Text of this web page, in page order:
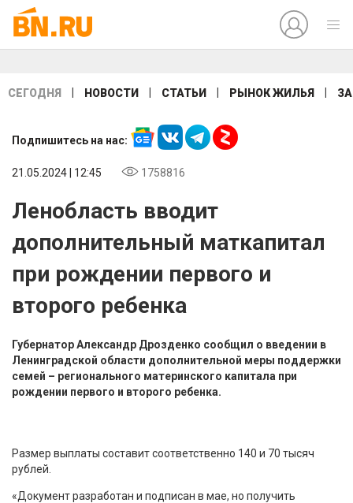
СЕГОДНЯ НОВОСТИ СТАТЬИ РЫНОК ЖИЛЬЯ
Подпишитесь на нас:
21.05.2024 | 12:45 1758816
Ленобласть вводит
дополнительный маткапитал
при рождении первого и
второго ребенка
Губернатор Александр Дрозденко сообщил о введении в
Ленинградской области дополнительной меры поддержки
семей – регионального материнского капитала при
рождении первого и второго ребенка.
Размер выплаты составит соответственно 140 и 70 тысяч
рублей.
«Документ разработан и подписан в мае, но получить